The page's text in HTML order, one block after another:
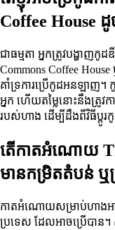
Coffee House ដូ
ជាធម្មតា អ្នកត្រូវបង្ហា
Commons Coffee
គាំទ្រការប្រើកូដអនឡាញ។
អ្នក ហើយតម្លៃនោះនឹងត្
របស់ហាង ដើម្បីដឹងពីវិធីប្ដូរ
តើកាតអំណោយ
មានកម្រិតតំបន់ ឬ
កាតអំណោយសម្រាប់ហាងអា
ប្រទេស ដែលអាចប្រើបា